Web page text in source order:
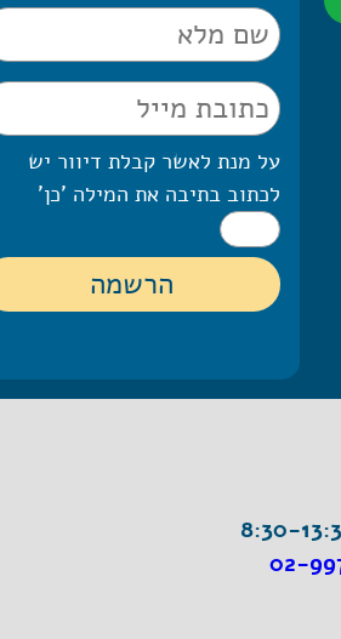
על מנת לאשר קבלת דיוור יש
לכתוב בתיבה את המילה 'כן'
02-